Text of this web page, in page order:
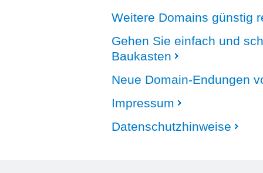
Weitere Domains günstig
Gehen Sie einfach und
Baukasten
Neue Domain-Endungen
Impressum
Datenschutzhinweise